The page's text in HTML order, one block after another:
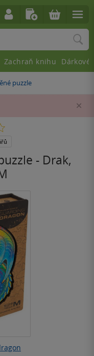
puzzle
- Drak,
Zachraň knihu Dárkové